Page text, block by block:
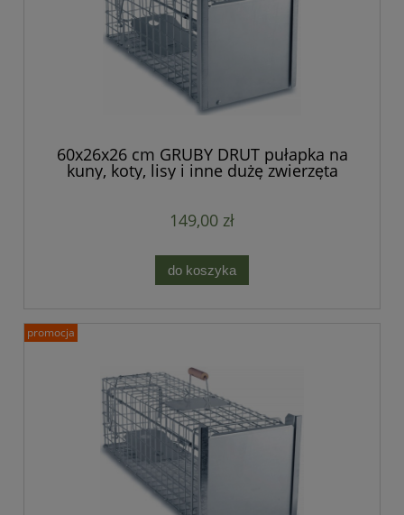
60x26x26 cm GRUBY DRUT pułapka na
kuny, koty, lisy i inne dużę zwierzęta
jednowejściowa, bardzo mocna - seria
149,00 zł
do koszyka
promocja